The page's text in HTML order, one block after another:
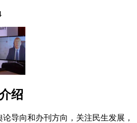
绍
导向和办刊方向，关注民生发展，